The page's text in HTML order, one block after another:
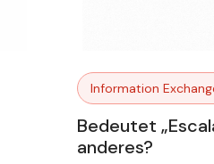
Information
Bedeutet
anderes?